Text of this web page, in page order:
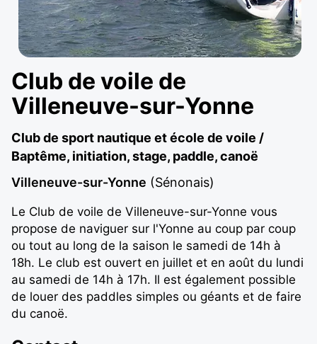
Club de voile de
Villeneuve-sur-Yonne
Club de sport nautique et école de voile /
Baptême, initiation, stage, paddle, canoë
Villeneuve-sur-Yonne (Sénonais)
Le Club de voile de Villeneuve-sur-Yonne vous
propose de naviguer sur l'Yonne au coup par coup
ou tout au long de la saison le samedi de 14h à
18h. Le club est ouvert en juillet et en août du lundi
au samedi de 14h à 17h. Il est également possible
de louer des paddles simples ou géants et de faire
du canoë.